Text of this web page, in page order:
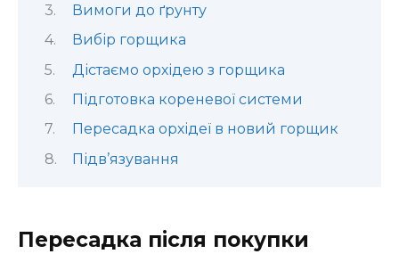
Вимоги до ґрунту
Вибір горщика
Дістаємо орхідею з горщика
Підготовка кореневої системи
Пересадка орхідеї в новий горщик
Підв’язування
Пересадка після покупки